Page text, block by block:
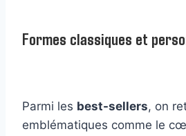
Formes classiques et
Parmi les best-sellers, on
emblématiques comme le